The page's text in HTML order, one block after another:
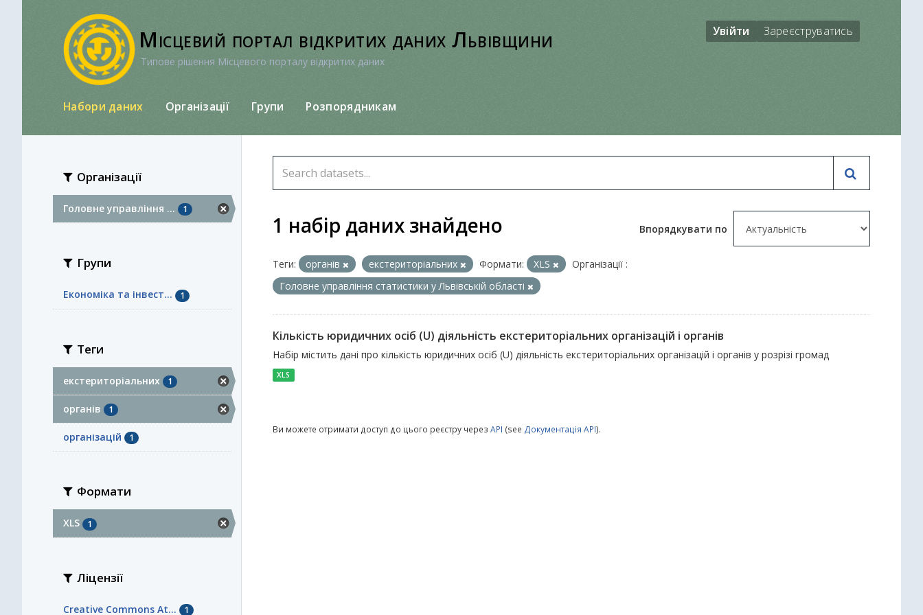
Місцевий портал відкритих даних Львівщини
Типове рішення Місцевого порталу відкритих даних
Увійти Зареєструватись
Набори даних Організації Групи Розпорядникам
Організації
Головне управління ... 1
Групи
Економіка та інвест... 1
Теги
екстериторіальних 1
органів 1
організацій 1
Формати
XLS 1
Ліцензії
Creative Commons At... 1
Впорядкувати по
1 набір даних знайдено
Теги: органів екстериторіальних Формати: XLS
Організації :
Головне управління статистики у Львівській області
Кількість юридичних осіб (U) діяльність екстериторіальних організацій і органів
Набір містить дані про кількість юридичних осіб (U) діяльність екстериторіальних організацій і органів у розрізі громад
XLS
Ви можете отримати доступ до цього реєстру через API (see Документація API).